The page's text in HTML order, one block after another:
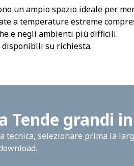
un ampio spazio ideale per
a temperature estreme
e negli ambienti più difficili.
su richiesta.
Tende grandi
tecnica, selezionare prima la